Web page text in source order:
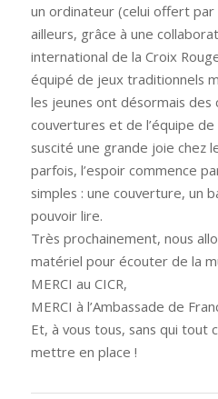
un ordinateur (celui offert par
ailleurs, grâce à une
international de la Croix
équipé de jeux traditionnels
les jeunes ont désormais des
couvertures et de l’équipe
suscité une grande joie chez
parfois, l’espoir commence
simples : une couverture, un
pouvoir lire.
Très prochainement, nous
matériel pour écouter de la
MERCI au CICR,
MERCI à l’Ambassade de
Et, à vous tous, sans qui tout
mettre en place !